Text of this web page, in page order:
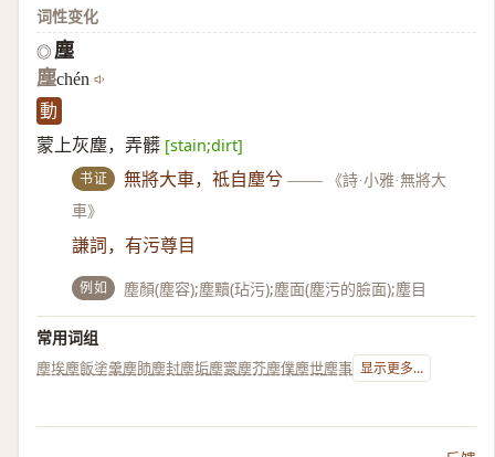
词性变化
◎ 塵
塵chén
動
蒙上灰塵，弄髒 [stain;dirt]
书证 無將大車，祗自塵兮 ——
《詩·小雅·無將大
車》
謙詞，有污尊目
例如 塵顏(塵容);塵黷(玷污);塵面(塵污的臉面);塵目
常用词组
塵埃塵飯塗羹塵肺塵封塵垢塵寰塵芥塵僕塵世塵事 显示更多...